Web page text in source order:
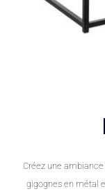
Créez une
gigognes en métal